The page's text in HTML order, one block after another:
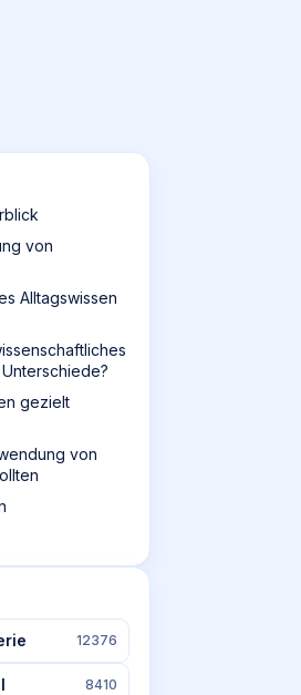
von
Alltagswissen
gezielt
von
12376
8410